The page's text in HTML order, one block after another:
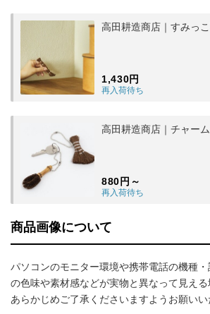
高田耕造商店｜すみっ
1,430円
再入荷待ち
高田耕造商店｜チャー
880円～
再入荷待ち
商品画像について
パソコンのモニター環境や携帯電話の機種
の色味や素材感などが実物と異なって見える
あらかじめご了承くださいますようお願いい